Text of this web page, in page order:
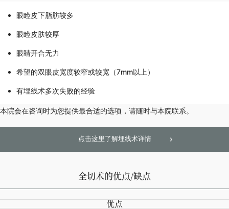
眼睑皮下脂肪较多
眼睑皮肤较厚
眼睛开合无力
希望的双眼皮宽度较窄或较宽（7mm以上）
有埋线术多次失败的经验
本院会在咨询时为您提供最合适的选项，请随时与本院联系。
点击这里了解埋线术详情
全切术的优点/缺点
优点